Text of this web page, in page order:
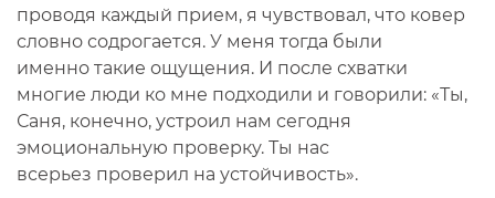
проводя каждый прием, я чувствовал, что ковер
словно содрогается. У меня тогда были
именно такие ощущения. И после схватки
многие люди ко мне подходили и говорили: «Ты,
Саня, конечно, устроил нам сегодня
эмоциональную проверку. Ты нас
всерьез проверил на устойчивость».